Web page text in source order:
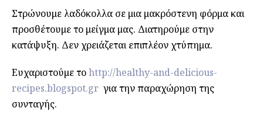
Στρώνουμε λαδόκολλα σε μια μακρόστενη φόρμα και
προσθέτουμε το μείγμα μας. Διατηρούμε στην
κατάψυξη. Δεν χρειάζεται επιπλέον χτύπημα.
Ευχαριστούμε τοhttp://healthy-and-delicious-
recipes.blogspot.gr για την παραχώρηση της
συνταγής.